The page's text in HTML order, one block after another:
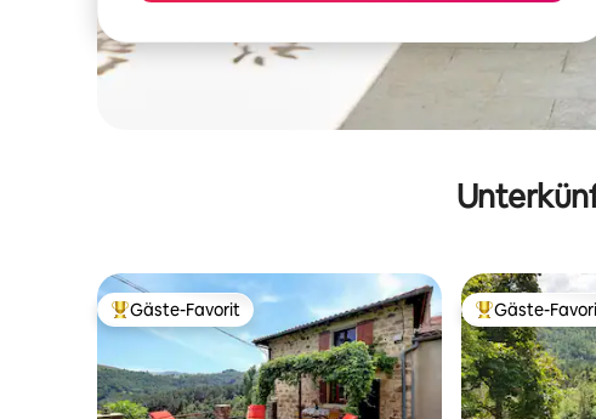
Beliebter Gäste-Favorit.
Gäste-Favorit Beliebter
Gäste-